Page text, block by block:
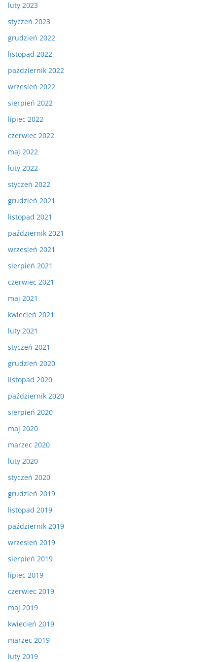
luty 2023
styczeń 2023
grudzień 2022
listopad 2022
październik 2022
wrzesień 2022
sierpień 2022
lipiec 2022
czerwiec 2022
maj 2022
luty 2022
styczeń 2022
grudzień 2021
listopad 2021
październik 2021
wrzesień 2021
sierpień 2021
czerwiec 2021
maj 2021
kwiecień 2021
luty 2021
styczeń 2021
grudzień 2020
listopad 2020
październik 2020
sierpień 2020
maj 2020
marzec 2020
luty 2020
styczeń 2020
grudzień 2019
listopad 2019
październik 2019
wrzesień 2019
sierpień 2019
lipiec 2019
czerwiec 2019
maj 2019
kwiecień 2019
marzec 2019
luty 2019